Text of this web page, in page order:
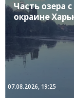
Часть озера
окраине
07.08.2026, 19:25